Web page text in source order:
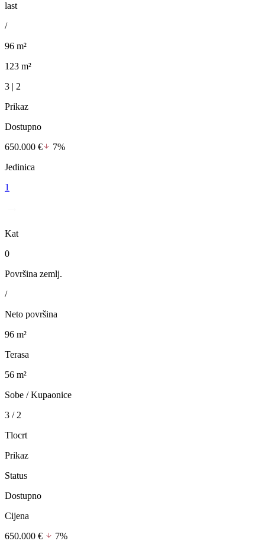
last
/
96 m²
123 m²
3 | 2
Prikaz
Dostupno
650.000 €
7%
Jedinica
1
Kat
0
Površina zemlj.
/
Neto površina
96 m²
Terasa
56 m²
Sobe / Kupaonice
3 / 2
Tlocrt
Prikaz
Status
Dostupno
Cijena
650.000 €
7%